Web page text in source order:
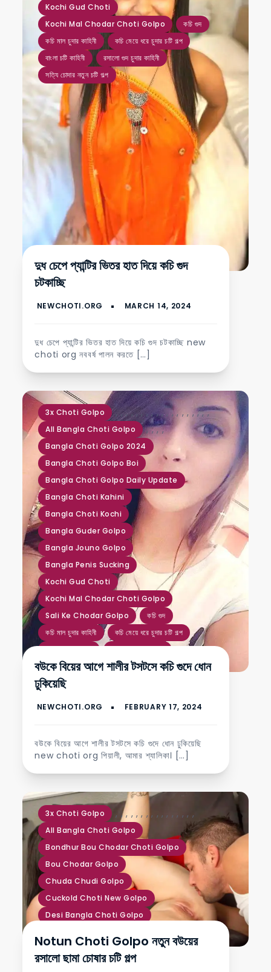
Kochi Gud Choti
Kochi Mal Chodar Choti Golpo
কচি গুদ
কচি মাল চুদার কাহিনী
কচি মেয়ে ধরে চুদার চটি গল্প
বাংলা চটি কাহিনী
রসালো গুদ চুদার কাহিনী
সত্যি চোদার নতুন চটি গল্প
দুধ চেপে প্যান্টির ভিতর হাত দিয়ে কচি গুদ
চটকাচ্ছি
দুধ চেপে প্যান্টির ভিতর হাত দিয়ে কচি গুদ চটকাচ্ছি new
choti org নববর্ষ পালন করতে […]
3x Choti Golpo ,
All Bangla Choti Golpo
,
Bangla Choti Golpo 2024
,
Bangla Choti Golpo Boi
,
Bangla Choti Golpo Daily Update
,
Bangla Choti Kahini
,
Bangla Choti Kochi
,
Bangla Guder Golpo
,
Bangla Jouno Golpo
,
Bangla Penis Sucking
,
Kochi Gud Choti
,
Kochi Mal Chodar Choti Golpo
,
Sali Ke Chodar Golpo
,
কচি গুদ
,
কচি মাল চুদার কাহিনী
,
কচি মেয়ে ধরে চুদার চটি গল্প
,
বাংলা চটি গল্পের বই
,
বাংলা চুদাচুদির চটি গল্প
,
বাংলা চোদার গল্প
,
ভার্জিন গুদের মেয়ে চুদলাম
,
ভোদা চোদার চটি
,,,
বউকে বিয়ের আগে শালীর টসটসে কচি গুদে ধোন
ঢুকিয়েছি
বউকে বিয়ের আগে শালীর টসটসে কচি গুদে ধোন ঢুকিয়েছি
new choti org পিয়ালী, আমার শ্যালিকা। […]
3x Choti Golpo ,
All Bangla Choti Golpo
,
Bondhur Bou Chodar Choti Golpo
,
Bou Chodar Golpo
,
Chuda Chudi Golpo
,
Cuckold Choti New Golpo
,
Desi Bangla Choti Golpo
,,
Fuck Choti Golpo
,
Hot Chuda Chudi Golpo
,, ,, ,, ,
Notun Choti Golpo নতুন বউয়ের
রসালো ছামা চোষার চটি গল্প